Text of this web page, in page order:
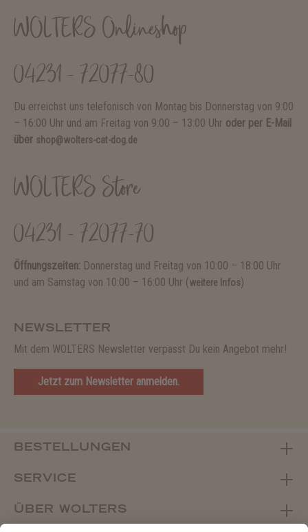
WOLTERS Onlineshop
04231 - 72077-80
Du erreichst uns telefonisch von Montag bis Donnerstag von 9:00
– 16:00 Uhr und am Freitag von 9:00 – 13:00 Uhr oder per E-Mail
über shop@wolters-cat-dog.de
WOLTERS Store
04231 - 72077-70
Öffnungszeiten: Donnerstag und Freitag von 10:00 – 18:00 Uhr
und am Samstag von 10:00 – 16:00 Uhr (weitere Infos)
NEWSLETTER
Mit dem WOLTERS Newsletter verpasst Du kein Angebot mehr!
Jetzt zum Newsletter anmelden.
BESTELLUNGEN
SERVICE
ÜBER WOLTERS